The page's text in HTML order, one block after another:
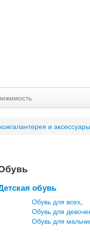
и аксессуары
обувь
Обувь для всех,
Обувь для
Обувь для